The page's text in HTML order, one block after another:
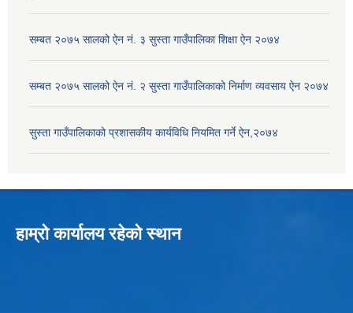
सम्बत २०७५ सालको ऐन नं. ३ सुस्ता गाउँपालिका शिक्षा ऐन २०७४
सम्बत २०७५ सालको ऐन नं. २ सुस्ता गाउँपालिकाको निर्माण व्यवसाय ऐन २०७४
सुस्ता गाउँपालिकाको प्रशासकीय कार्यविधि नियमित गर्ने ऐन,२०७४
हाम्रो कार्यालय रहेको स्थान